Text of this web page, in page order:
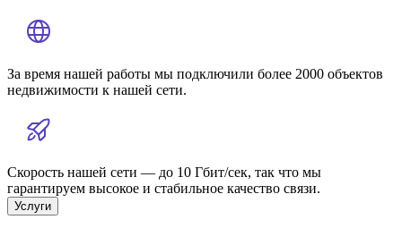
За время нашей работы мы подключили более 2000 объектов
недвижимости к нашей сети.
Скорость нашей сети — до 10 Гбит/сек, так что мы
гарантируем высокое и стабильное качество связи.
Услуги